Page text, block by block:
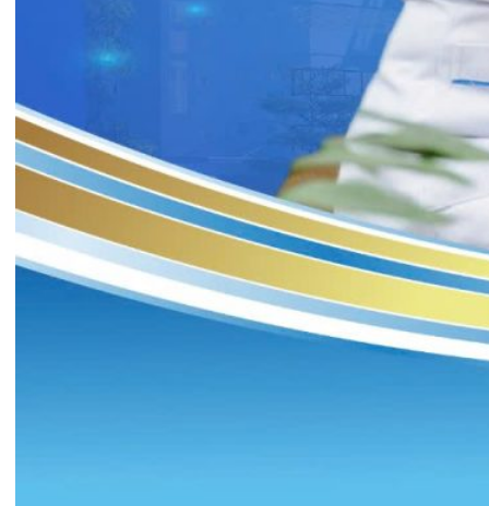
BỆNH VIỆN ĐA KHOA QUỐC TẾ
HẢI PHÒNG THÔNG BÁO T...
27/07/2026
CẢNH BÁO: TỰ Ý SỬ DỤNG
THUỐC NAM, THUỐC BẮC KHÔ...
24/07/2026
TỔNG QUAN VỀ BỆNH LÝ THOÁI